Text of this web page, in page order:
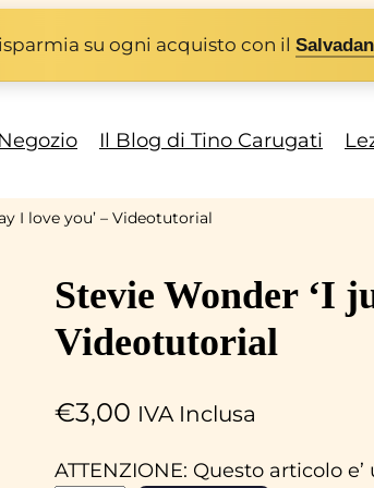
su ogni acquisto con il
Negozio Il Blog di Tino Carugati
I love you’ – Videotutorial
Stevie Wonder ‘I
Videotutorial
€3,00 IVA Inclusa
ATTENZIONE: Questo articolo